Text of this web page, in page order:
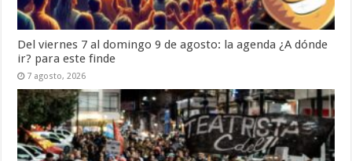
Del viernes 7 al domingo 9 de agosto: la agenda ¿A dónde
ir? para este finde
7 agosto, 2026